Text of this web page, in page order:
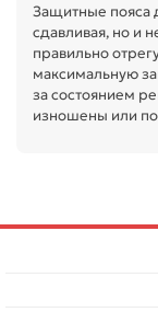
Защитные пояса
сдавливая, но и
правильно
максимальную
за состоянием
изношены или